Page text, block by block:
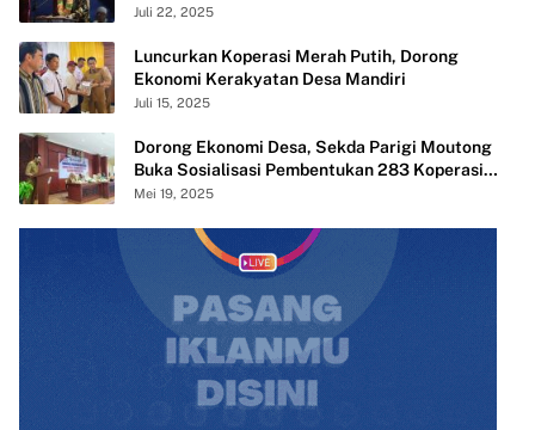
Desa
Juli 22, 2025
Luncurkan Koperasi Merah Putih, Dorong
Ekonomi Kerakyatan Desa Mandiri
Juli 15, 2025
Dorong Ekonomi Desa, Sekda Parigi Moutong
Buka Sosialisasi Pembentukan 283 Koperasi
Merah Putih
Mei 19, 2025